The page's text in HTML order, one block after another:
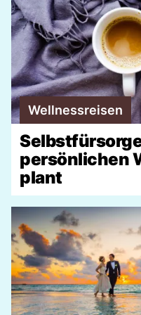
Wellnessreisen
persönlichen
plant